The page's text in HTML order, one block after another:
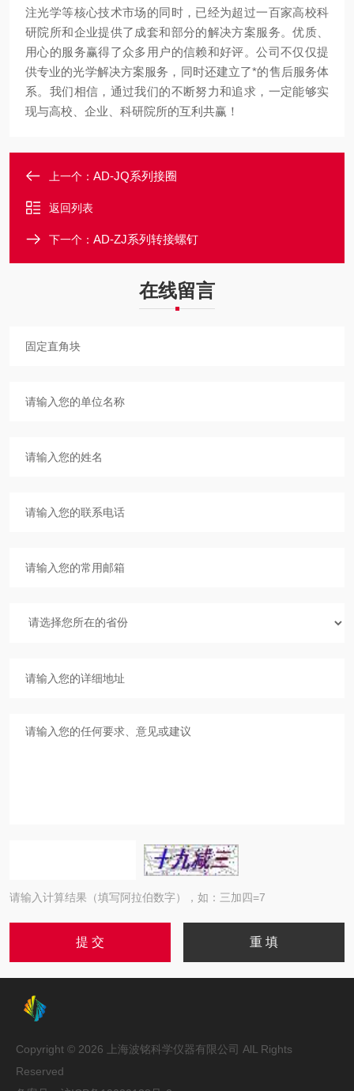
注光学等核心技术市场的同时，已经为超过一百家高校科
研院所和企业提供了成套和部分的解决方案服务。优质、
用心的服务赢得了众多用户的信赖和好评。公司不仅仅提
供专业的光学解决方案服务，同时还建立了*的售后服务体
系。我们相信，通过我们的不断努力和追求， 一定能够实
现与高校、企业、科研院所的互利共赢！
上一个： AD-JQ系列接圈
返回列表
下一个： AD-ZJ系列转接螺钉
在线留言
请输入计算结果（填写阿拉伯数字），如：三加四=7
Copyright © 2026 上海波铭科学仪器有限公司 AlL Rights
Reserved